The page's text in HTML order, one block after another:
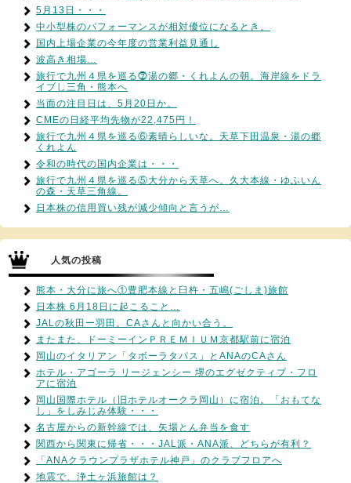
5月13日・・・
中小型株のパフォーマンスが相対優位になるとき。
国内上場企業の今年度の営業利益見通し
波高き相場…
旅行で九州４県を巡る⓻湯の郷・くれよんの朝。海岸線をドラ
イブし三角・熊本へ
当面の注目日は、5月20日か。
CMEの日経平均先物が22,475円！
旅行で九州４県を巡る⑥素晴らしいな。天草下田温泉・湯の郷
くれよん
令和の時代の国内企業は・・・
旅行で九州４県を巡る⑤大分から天草へ。久大本線・ゆふいん
の森・天草三角線。
日本株の信用買い残が減少傾向と言うが…
人気の投稿
熊本・大分に旅へ①豊肥本線と臼杵・五嶋(ごしま)旅館
日本株 6月18日に起こること…
JALの秋田ー羽田。CAさんと向かい合う。
またまた、ドーミーインＰＲＥＭＩＵＭ京都駅前に宿泊
岡山のイタリアン「タボーラタパス」とANAのCAさん
ホテル・アゴーラ リージェンシー 堺のエグゼクティブ・フロ
アに宿泊
岡山国際ホテル（旧ホテルオークラ岡山）に宿泊。「おもてな
し」をしみじみ体験・・・
名古屋からの新幹線では、矢場とん弁当を食す
関西から関東に帰省・・・JAL派・ANA派、どちらが有利？
「ANAクラウンプラザホテル神戸」のクラブフロアへ
地震で、浄土ヶ浜旅館は？